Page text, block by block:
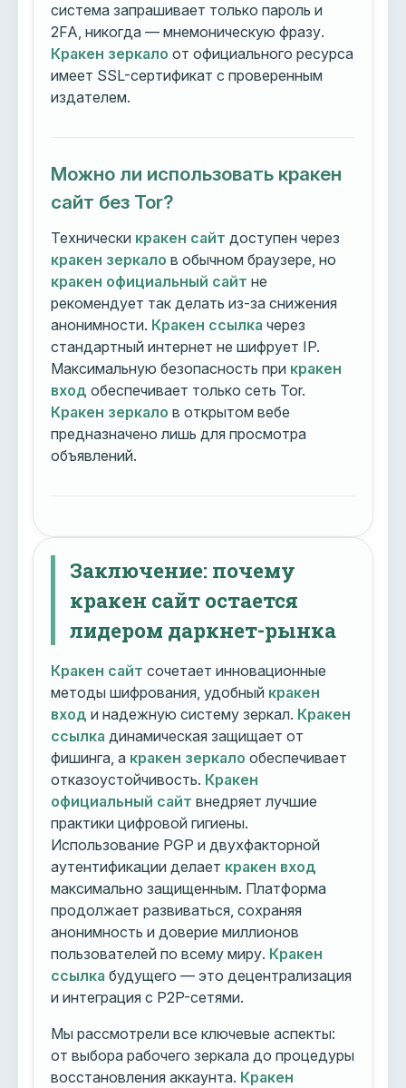
система запрашивает только пароль и
2FA, никогда — мнемоническую фразу.
Кракен зеркало от официального ресурса
имеет SSL-сертификат с проверенным
издателем.
Можно ли использовать кракен
сайт без Tor?
Технически кракен сайт доступен через
кракен зеркало в обычном браузере, но
кракен официальный сайт не
рекомендует так делать из-за снижения
анонимности. Кракен ссылка через
стандартный интернет не шифрует IP.
Максимальную безопасность при кракен
вход обеспечивает только сеть Tor.
Кракен зеркало в открытом вебе
предназначено лишь для просмотра
объявлений.
Заключение: почему
кракен сайт остается
лидером даркнет-рынка
Кракен сайт сочетает инновационные
методы шифрования, удобный кракен
вход и надежную систему зеркал. Кракен
ссылка динамическая защищает от
фишинга, а кракен зеркало обеспечивает
отказоустойчивость. Кракен
официальный сайт внедряет лучшие
практики цифровой гигиены.
Использование PGP и двухфакторной
аутентификации делает кракен вход
максимально защищенным. Платформа
продолжает развиваться, сохраняя
анонимность и доверие миллионов
пользователей по всему миру. Кракен
ссылка будущего — это децентрализация
и интеграция с P2P-сетями.
Мы рассмотрели все ключевые аспекты:
от выбора рабочего зеркала до процедуры
восстановления аккаунта. Кракен